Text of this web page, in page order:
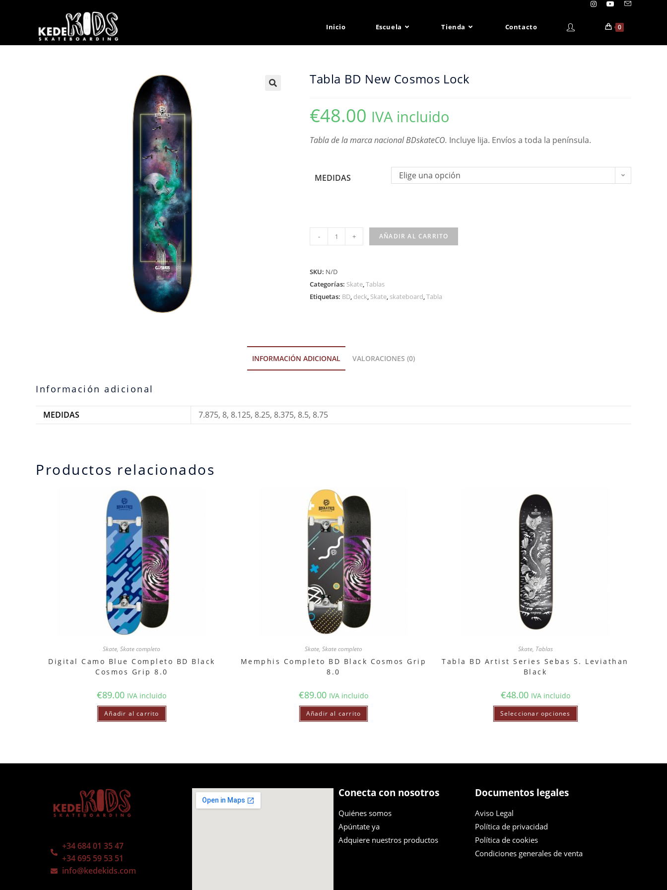
Inicio Escuela Tienda Contacto 0
Tabla BD New Cosmos Lock
€48.00 IVA incluido
Tabla de la marca nacional BDskateCO. Incluye lija. Envíos a toda la península.
MEDIDAS Elige una opción
- + AÑADIR AL CARRITO
SKU: N/D
Categorías: Skate,Tablas
Etiquetas: BD, deck, Skate, skateboard,Tabla
INFORMACIÓN ADICIONAL VALORACIONES (0)
Información adicional
MEDIDAS 7.875, 8, 8.125, 8.25, 8.375, 8.5, 8.75
Productos relacionados
Skate,Skate completo
Digital Camo Blue Completo BD Black
Cosmos Grip 8.0
€89.00 IVA incluido
Añadir al carrito
Skate, Skate completo
Memphis Completo BD Black Cosmos Grip
8.0
€89.00 IVA incluido
Añadir al carrito
Skate, Tablas
Tabla BD Artist Series Sebas S. Leviathan
Black
€48.00 IVA incluido
Seleccionar opciones
+34 684 01 35 47
+34 695 59 53 51
info@kedekids.com
Conecta con nosotros
Quiénes somos
Apúntate ya
Adquiere nuestros productos
Documentos legales
Aviso Legal
Política de privacidad
Política de cookies
Condiciones generales de venta